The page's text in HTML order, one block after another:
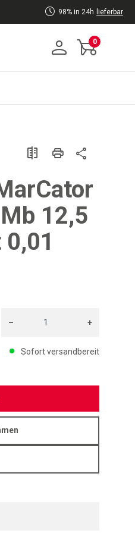
98% in 24h lieferbar
0
12,5
Sofort versandbereit
– +